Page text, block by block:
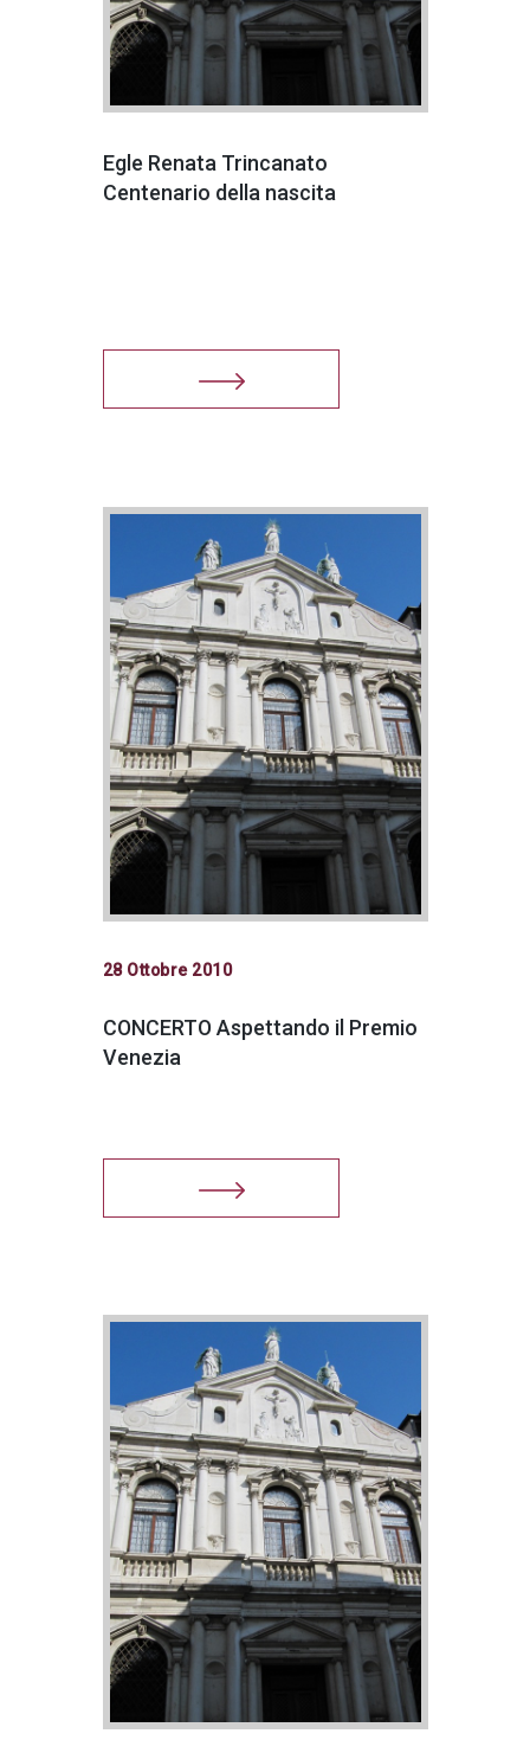
Egle Renata Trincanato
Centenario della nascita
28 Ottobre 2010
CONCERTO Aspettando il Premio
Venezia